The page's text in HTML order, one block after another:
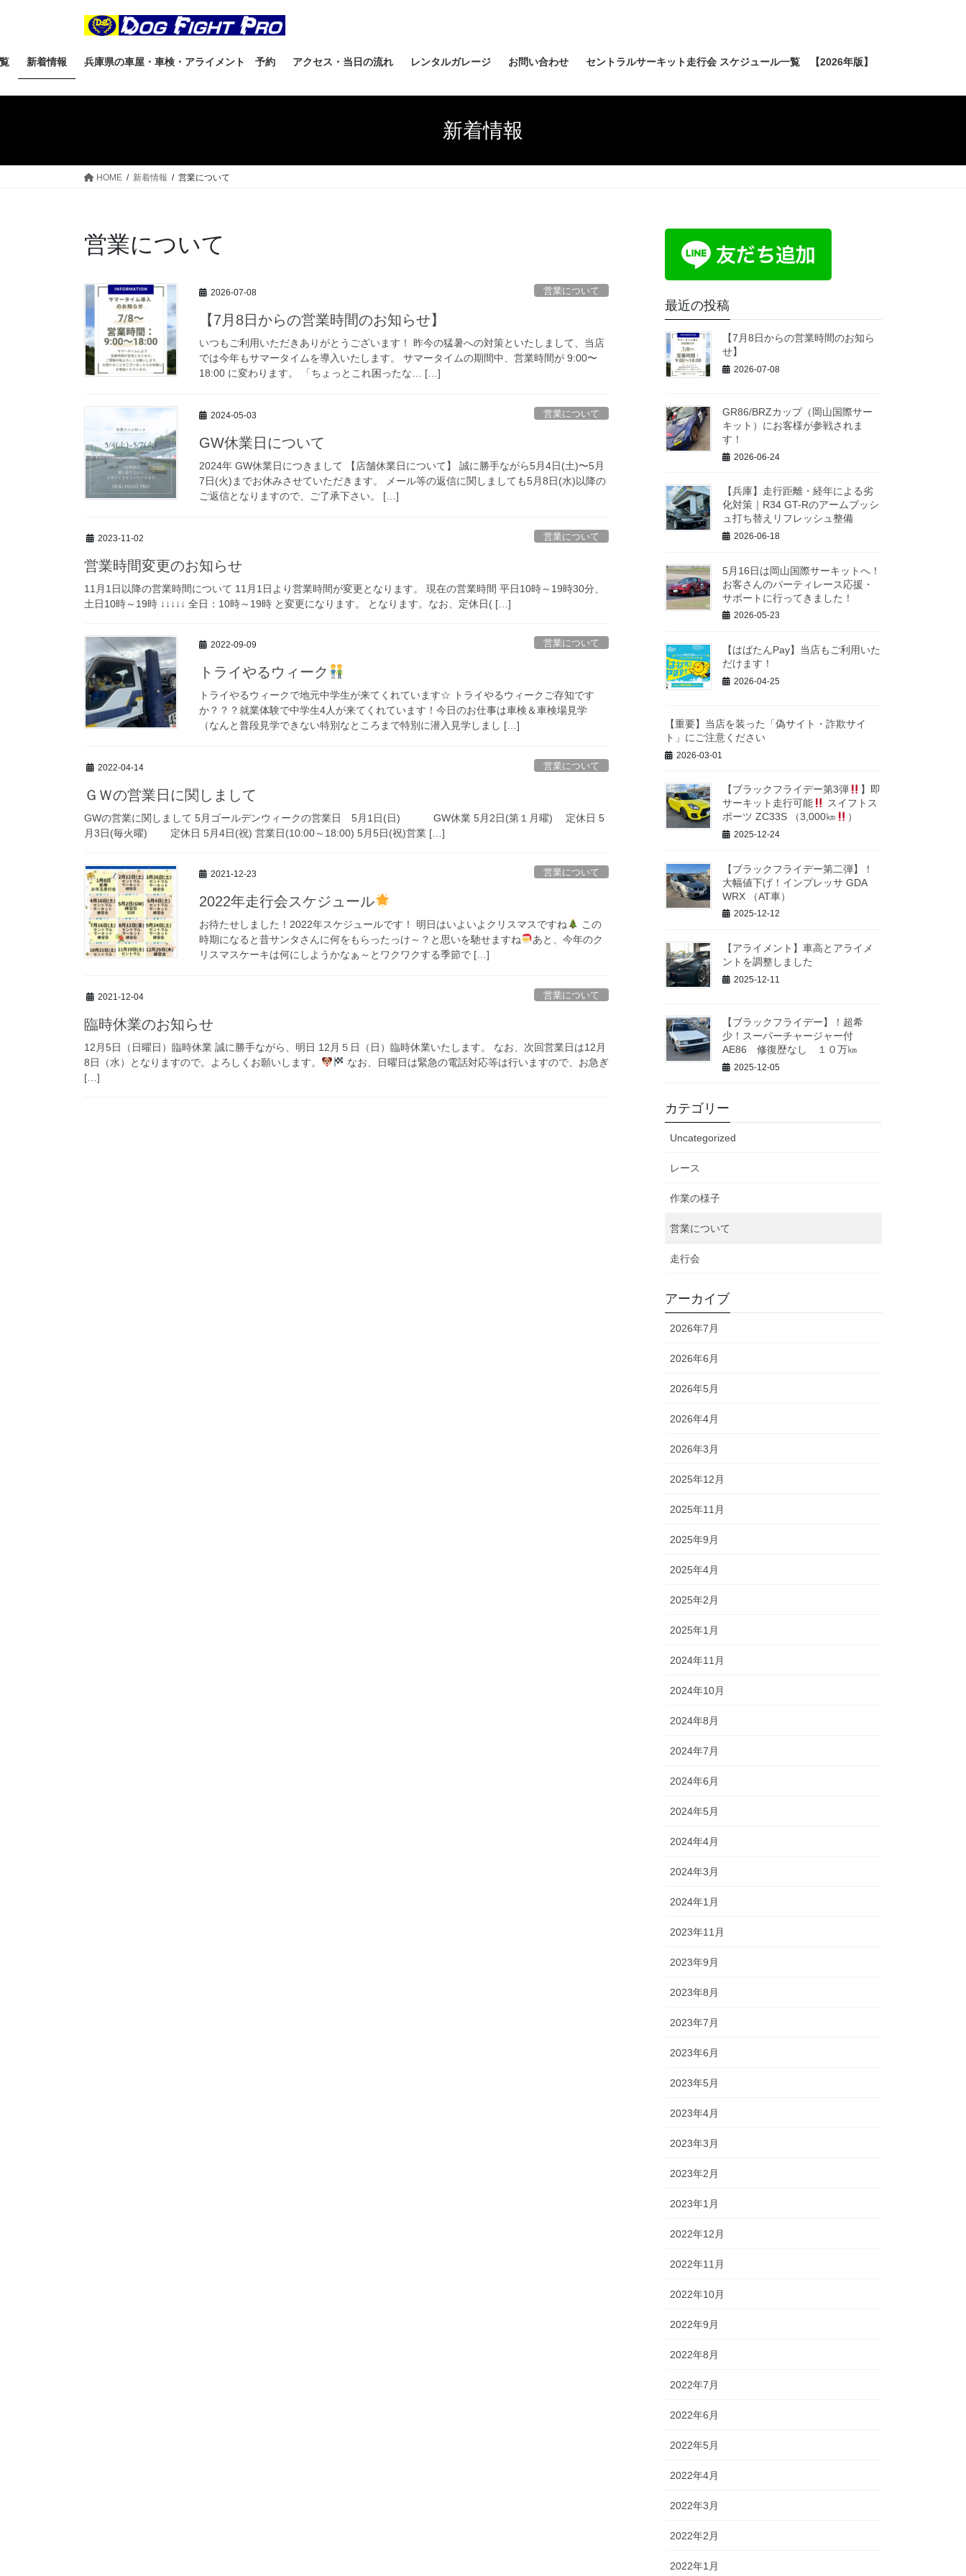
ン
へ
プ
ー
ョ
動
新着情報 兵庫県の車屋・車検・アライメント 予約 アクセス・当日の流れ レンタルガレージ お問い合わせ セントラルサーキット走行会 スケジュール一覧 【2026年版】
新着情報
HOME 新着情報 営業について
営業について
2026-07-08 営業について
【7月8日からの営業時間のお知らせ】
いつもご利用いただきありがとうございます！ 昨今の猛暑への対策といたしまして、当店
では今年もサマータイムを導入いたします。 サマータイムの期間中、営業時間が 9:00〜
18:00 に変わります。 「ちょっとこれ困ったな… […]
2024-05-03 営業について
GW休業日について
2024年 GW休業日につきまして 【店舗休業日について】 誠に勝手ながら5月4日(土)〜5月
7日(火)までお休みさせていただきます。 メール等の返信に関しましても5月8日(水)以降の
ご返信となりますので、ご了承下さい。 […]
2023-11-02 営業について
営業時間変更のお知らせ
11月1日以降の営業時間について 11月1日より営業時間が変更となります。 現在の営業時間 平日10時～19時30分、
土日10時～19時 ↓↓↓↓↓ 全日：10時～19時 と変更になります。 となります。なお、定休日( […]
2022-09-09 営業について
トライやるウィーク
トライやるウィークで地元中学生が来てくれています☆ トライやるウィークご存知です
か？？？就業体験で中学生4人が来てくれています！今日のお仕事は車検＆車検場見学
（なんと普段見学できない特別なところまで特別に潜入見学しまし […]
2022-04-14 営業について
ＧＷの営業日に関しまして
GWの営業に関しまして 5月ゴールデンウィークの営業日 5月1日(日) GW休業 5月2日(第１月曜) 定休日 5
月3日(毎火曜) 定休日 5月4日(祝) 営業日(10:00～18:00) 5月5日(祝)営業 […]
2021-12-23 営業について
2022年走行会スケジュール
お待たせしました！2022年スケジュールです！ 明日はいよいよクリスマスですね
この
時期になると昔サンタさんに何をもらったっけ～？と思いを馳せますね
あと、今年のク
リスマスケーキは何にしようかなぁ～とワクワクする季節で […]
2021-12-04 営業について
臨時休業のお知らせ
12月5日（日曜日）臨時休業 誠に勝手ながら、明日 12月５日（日）臨時休業いたします。 なお、次回営業日は12月
8日（水）となりますので。よろしくお願いします。
なお、日曜日は緊急の電話対応等は行いますので、お急ぎ
[…]
最近の投稿
【7月8日からの営業時間のお知ら
せ】
2026-07-08
GR86/BRZカップ（岡山国際サー
キット）にお客様が参戦されま
す！
2026-06-24
【兵庫】走行距離・経年による劣
化対策｜R34 GT-Rのアームブッシ
ュ打ち替えリフレッシュ整備
2026-06-18
5月16日は岡山国際サーキットへ！
お客さんのパーティレース応援・
サポートに行ってきました！
2026-05-23
【はばたんPay】当店もご利用いた
だけます！
2026-04-25
【重要】当店を装った「偽サイト・詐欺サイ
ト」にご注意ください
2026-03-01
【ブラックフライデー第3弾
】即
サーキット走行可能
スイフトス
ポーツ ZC33S （3,000㎞
）
2025-12-24
【ブラックフライデー第二弾】！
大幅値下げ！インプレッサ GDA
WRX （AT車）
2025-12-12
【アライメント】車高とアライメ
ントを調整しました
2025-12-11
【ブラックフライデー】！超希
少！スーパーチャージャー付
AE86 修復歴なし １０万㎞
2025-12-05
カテゴリー
Uncategorized
レース
作業の様子
営業について
走行会
アーカイブ
2026年7月
2026年6月
2026年5月
2026年4月
2026年3月
2025年12月
2025年11月
2025年9月
2025年4月
2025年2月
2025年1月
2024年11月
2024年10月
2024年8月
2024年7月
2024年6月
2024年5月
2024年4月
2024年3月
2024年1月
2023年11月
2023年9月
2023年8月
2023年7月
2023年6月
2023年5月
2023年4月
2023年3月
2023年2月
2023年1月
2022年12月
2022年11月
2022年10月
2022年9月
2022年8月
2022年7月
2022年6月
2022年5月
2022年4月
2022年3月
2022年2月
2022年1月